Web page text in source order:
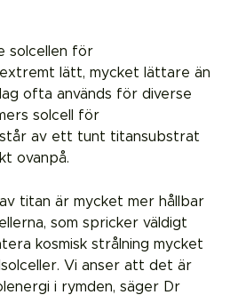
solcellen för
lätt, mycket lättare än
ofta används för diverse
solcell för
av ett tunt titansubstrat
ovanpå.
titan är mycket mer hållbar
som spricker väldigt
kosmisk strålning mycket
Vi anser att det är
i rymden, säger Dr